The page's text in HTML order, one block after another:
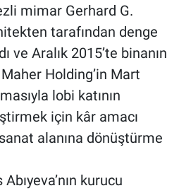
mimar Gerhard G.
tarafından denge
ve Aralık 2015’te binanın
Holding’in Mart
lobi katının
için kâr amacı
alanına dönüştürme
kurucu